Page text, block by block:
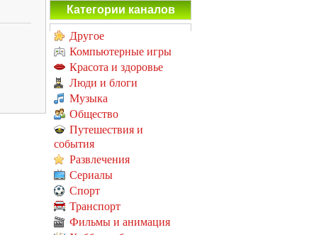
Категории каналов
Другое
Компьютерные игры
Красота и здоровье
Люди и блоги
Музыка
Общество
Путешествия и
события
Развлечения
Сериалы
Спорт
Транспорт
Фильмы и анимация